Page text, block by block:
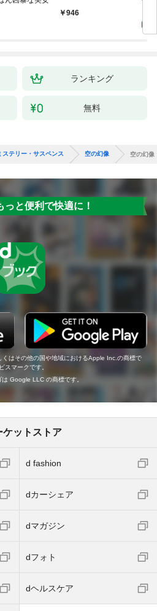
￥946
ランキング
無料
ステリー・サスペンス 空の幻像 空の幻像
っと便利で快適に！
はその他の国や地域におけるApple Inc.の商標で
マークです。
Google LLC の商標です。
ケットストア
d fashion
dカーシェア
dマガジン
dフォト
dヘルスケア